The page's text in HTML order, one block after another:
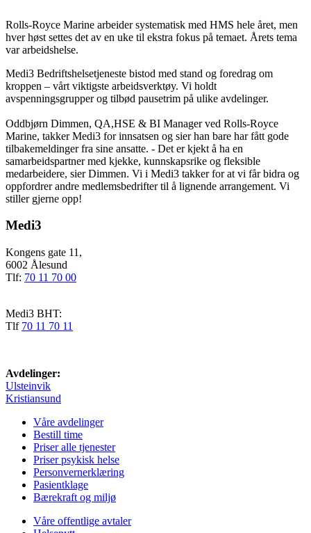
Rolls-Royce Marine arbeider systematisk med HMS hele året, men
hver høst settes det av en uke til ekstra fokus på temaet. Årets tema
var arbeidshelse.
Medi3 Bedriftshelsetjeneste bistod med stand og foredrag om
kroppen – vårt viktigste arbeidsverktøy. Vi holdt
avspenningsgrupper og tilbød pausetrim på ulike avdelinger.
Oddbjørn Dimmen, QA,HSE & BI Manager ved Rolls-Royce
Marine, takker Medi3 for innsatsen og sier han bare har fått gode
tilbakemeldinger fra sine ansatte. - Det er kjekt å ha en
samarbeidspartner med kjekke, kunnskapsrike og fleksible
medarbeidere, sier Dimmen. Vi i Medi3 takker for at vi får bidra og
oppfordrer andre medlemsbedrifter til å lignende arrangement. Vi
stiller gjerne opp!
Medi3
Kongens gate 11,
6002 Ålesund
Tlf: 70 11 70 00
Medi3 BHT:
Tlf 70 11 70 11
Avdelinger:
Ulsteinvik
Kristiansund
Våre avdelinger
Bestill time
Priser alle tjenester
Priser psykisk helse
Personvernerklæring
Pasientklage
Bærekraft og miljø
Våre offentlige avtaler